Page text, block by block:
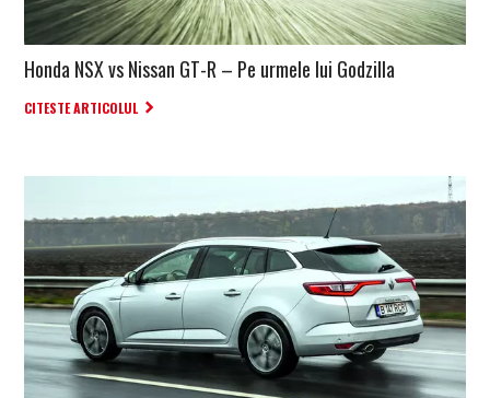
Honda NSX vs Nissan GT-R – Pe urmele lui Godzilla
CITESTE ARTICOLUL